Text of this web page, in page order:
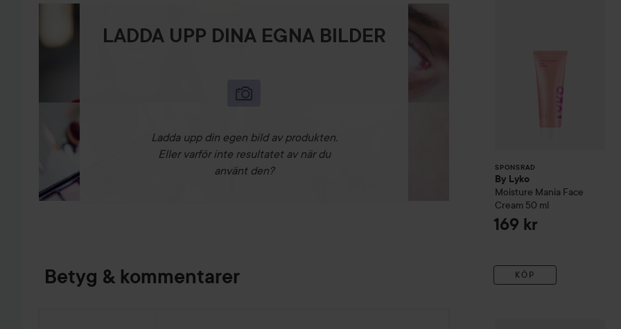
LADDA UPP DINA EGNA BILDER
Ladda upp din egen bild av produkten.
Eller varför inte resultatet av när du
använt den?
Betyg & kommentarer
SPONSRAD
By Lyko
Moisture Mania Face
Cream 50 ml
169 kr
KÖP